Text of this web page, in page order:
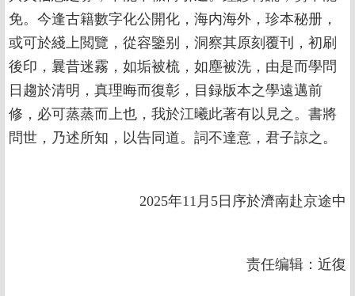
免。今逢古籍數字化公開化，海内海外，珍本秘册，
或可於綫上閲覽，從容鑒别，洞察其原刻覆刊，初刷
後印，曩昔迷霧，如垢被梳，如塵被洗，由是而學問
日趨於清明，真理晦而復彰，目録版本之學遠邁前
修，必可蒸蒸而上也，我於江曦此著有以見之。書將
問世，乃述所知，以告同道。詞不達意，君子諒之。
2025年11月5日序於濟南赴京途中
责任编辑：近復